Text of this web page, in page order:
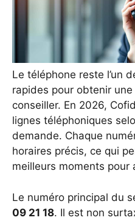
Le téléphone reste l’un
rapides pour obtenir une
conseiller. En 2026,
lignes téléphoniques
demande. Chaque
horaires précis, ce qui
meilleurs moments pour
Le numéro principal du
09 21 18. Il est non